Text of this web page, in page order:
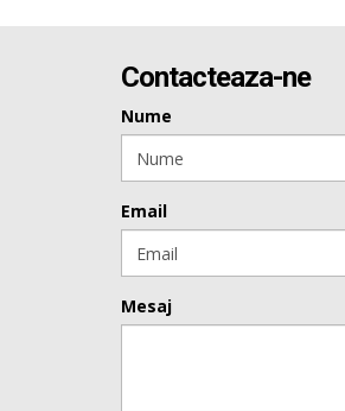
Contacteaza-ne
Nume
Email
Mesaj